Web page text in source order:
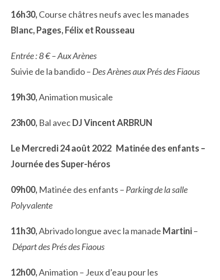
16h30,Course châtres neufs avec les manades
Blanc, Pages, Félix et Rousseau
Entrée : 8 € – Aux Arènes
Suivie de la bandido – Des Arènes aux Prés des Fiaous
19h30,Animation musicale
23h00, Bal avecDJ Vincent ARBRUN
Le Mercredi 24 août 2022 Matinée des enfants –
Journée des Super-héros
09h00, Matinée des enfants – Parking de la salle
Polyvalente
11h30,Abrivado longue avec la manade Martini–
Départ des Prés des Fiaous
12h00,Animation – Jeux d’eau pour les